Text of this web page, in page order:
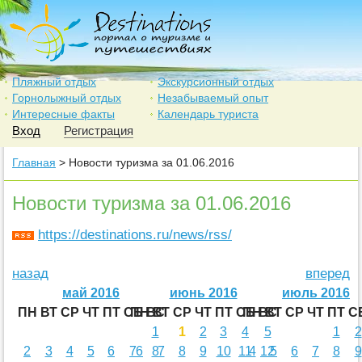
Пляжный отдых
Экскурсионный отдых
Горнолыжный отдых
Незабываемый опыт
Интересные факты
Календарь туриста
Вход Регистрация
Главная > Новости туризма за 01.06.2016
Новости туризма за 01.06.2016
https://destinations.ru/news/rss/
назад вперед
май 2016
ПН ВТ СР ЧТ ПТ СБ ВС
1
2
3 4 5 6 7
8
июнь 2016
ПН ВТ СР ЧТ ПТ СБ ВС
1
2 3 4
5
6
7 8 9 10 11
12
июль 2016
ПН ВТ СР ЧТ ПТ
1
2
4
5 6 7 8
9